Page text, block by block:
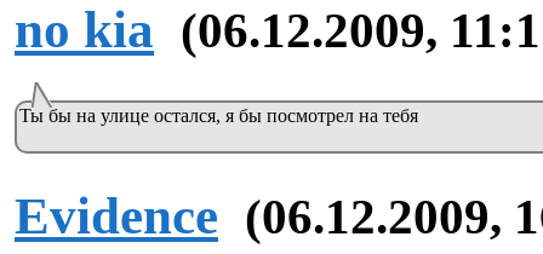
no kia (06.12.2009,
Ты бы на улице остался, я бы посмотрел на тебя
Evidence (06.12.2009,